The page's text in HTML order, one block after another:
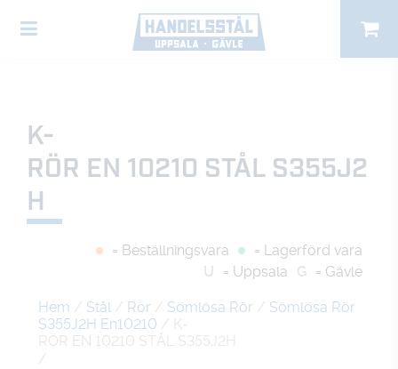
K-
RÖR EN 10210 STÅL S355J2
H
= Beställningsvara
= Lagerförd vara
U
= Uppsala G = Gävle
Hem / Stål / Rör / Sömlösa Rör / Sömlösa Rör
S355J2H En10210 / K-
RÖR EN 10210 STÅL S355J2H
/